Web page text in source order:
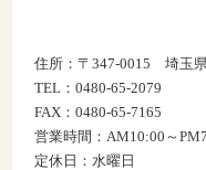
住所：〒347-0015 埼玉
TEL：0480-65-2079
FAX：0480-65-7165
営業時間：AM10:00～
定休日：水曜日